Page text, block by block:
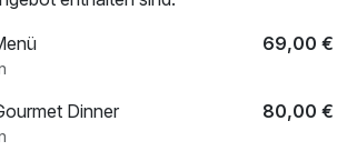
69,00 €
Dinner 80,00 €